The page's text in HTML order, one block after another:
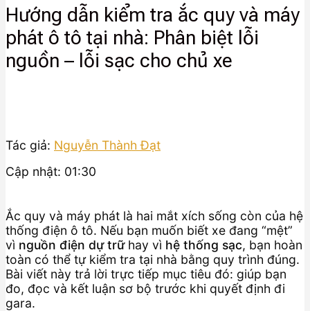
Hướng dẫn kiểm tra ắc quy và máy
phát ô tô tại nhà: Phân biệt lỗi
nguồn – lỗi sạc cho chủ xe
Tác giả: Nguyễn Thành Đạt
Cập nhật: 01:30
Ắc quy và máy phát là hai mắt xích sống còn của hệ
thống điện ô tô. Nếu bạn muốn biết xe đang “mệt”
vì nguồn điện dự trữhay vì hệ thống sạc, bạn hoàn
toàn có thể tự kiểm tra tại nhà bằng quy trình đúng.
Bài viết này trả lời trực tiếp mục tiêu đó: giúp bạn
đo, đọc và kết luận sơ bộ trước khi quyết định đi
gara.